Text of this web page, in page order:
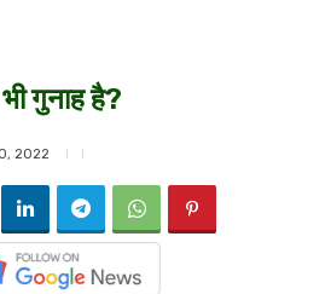
गुनाह है?
2022